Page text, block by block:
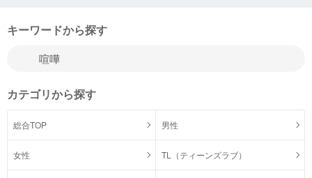
キーワードから探す
カテゴリから探す
総合TOP 男性
女性 TL（ティーンズラブ）